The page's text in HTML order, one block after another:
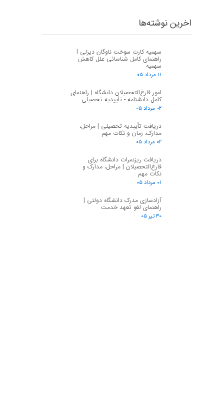
اخرین نوشته‌ها
سهمیه کارت سوخت ناوگان دیزلی I
راهنمای کامل شناسائی علل کاهش
سهمیه
۱۱ مرداد ۰۵
امور فارغ‌التحصیلان دانشگاه | راهنمای
کامل دانشنامه - تأییدیه تحصیلی
۰۲ مرداد ۰۵
دریافت تأییدیه تحصیلی | مراحل،
مدارک، زمان و نکات مهم
۰۲ مرداد ۰۵
دریافت ریزنمرات دانشگاه برای
فارغ‌التحصیلان | مراحل، مدارک و
نکات مهم
۰۱ مرداد ۰۵
آزادسازی مدرک دانشگاه دولتی |
راهنمای لغو تعهد خدمت
۳۰ تیر ۰۵